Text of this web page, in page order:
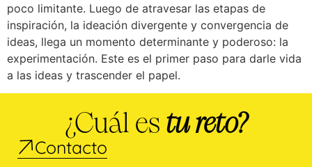
poco limitante. Luego de atravesar las etapas de
inspiración, la ideación divergente y convergencia de
ideas, llega un momento determinante y poderoso: la
experimentación. Este es el primer paso para darle vida
a las ideas y trascender el papel.
¿Cuál es tu reto?
Contacto